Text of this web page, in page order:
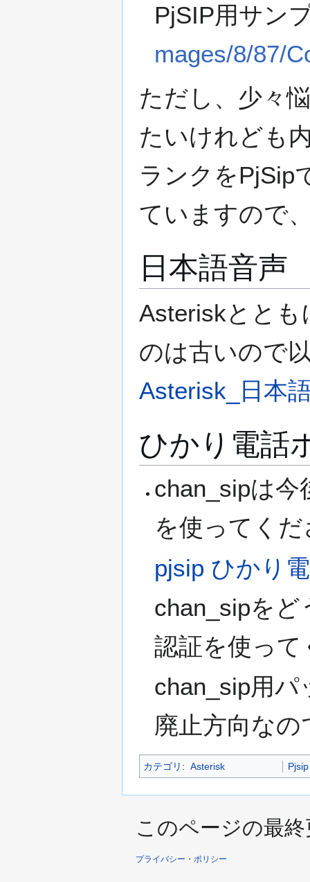
PjSIP用サン
mages/8/87/
ただし、少々
たいけれども
ランクをPjSip
ていますので
日本語音声
Asteriskととも
のは古いので
Asterisk_日本
ひかり電話
chan_sipは
を使ってく
pjsip ひかり
chan_sipを
認証を使っ
chan_sip用
廃止方向な
カテゴリ : Asterisk Pjsip
このページの最
プライバシー・ポリシー